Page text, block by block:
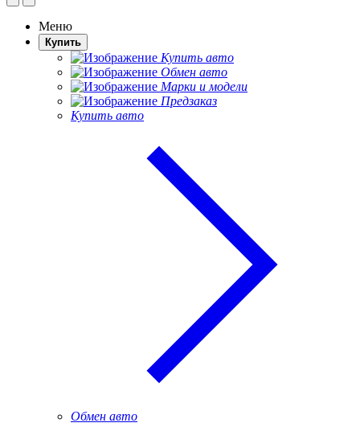
Меню
Купить
Купить авто
Обмен авто
Марки и модели
Предзаказ
Купить авто
Обмен авто